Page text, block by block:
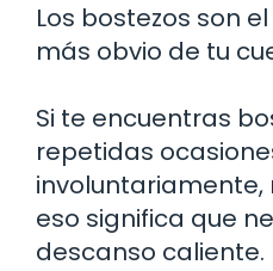
Los bostezos son
más obvio de tu
Si te encuentras
repetidas
involuntariamente,
eso significa que
descanso caliente.